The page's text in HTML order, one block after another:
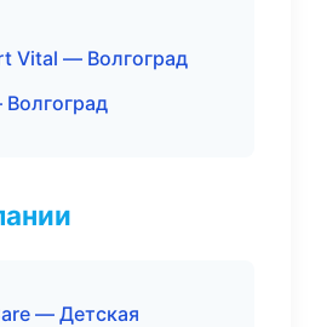
Vital — Волгоград
— Детская